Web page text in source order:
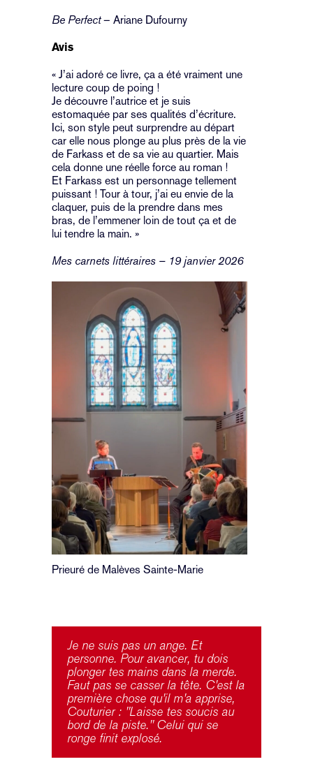
Be Perfect– Ariane Dufourny
Avis
« J’ai adoré ce livre, ça a été vraiment une
lecture coup de poing !
Je découvre l’autrice et je suis
estomaquée par ses qualités d’écriture.
Ici, son style peut surprendre au départ
car elle nous plonge au plus près de la vie
de Farkass et de sa vie au quartier. Mais
cela donne une réelle force au roman !
Et Farkass est un personnage tellement
puissant ! Tour à tour, j’ai eu envie de la
claquer, puis de la prendre dans mes
bras, de l’emmener loin de tout ça et de
lui tendre la main. »
Mes carnets littéraires – 19 janvier 2026
Prieuré de Malèves Sainte-Marie
Je ne suis pas un ange. Et
personne. Pour avancer, tu dois
plonger tes mains dans la merde.
Faut pas se casser la tête. C'est la
première chose qu'il m'a apprise,
Couturier : "Laisse tes soucis au
bord de la piste." Celui qui se
ronge finit explosé.